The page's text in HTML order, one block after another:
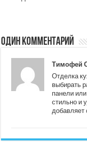
Один комментарий
Тимофей
Отделка
выбирать
панели
стильно и
добавляет